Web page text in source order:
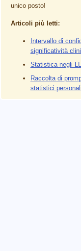
unico posto!
Articoli più letti:
Intervallo di
significatività
Statistica negli
Raccolta di
statistici